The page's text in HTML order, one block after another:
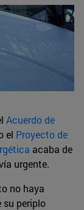
Acuerdo de
el Proyecto de
acaba de
urgente.
no haya
su periplo